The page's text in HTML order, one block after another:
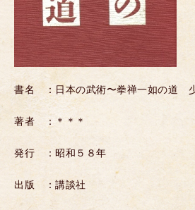
書名 ：日本の武術〜拳禅一如の道
著者 ：＊＊＊
発行 ：昭和５８年
出版 ：講談社